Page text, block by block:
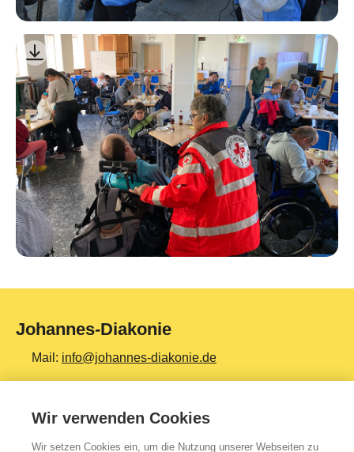
Johannes-Diakonie
Mail: info@johannes-diakonie.de
Tel:06261 - 88-0
Wir verwenden Cookies
Wir setzen Cookies ein, um die Nutzung unserer Webseiten zu